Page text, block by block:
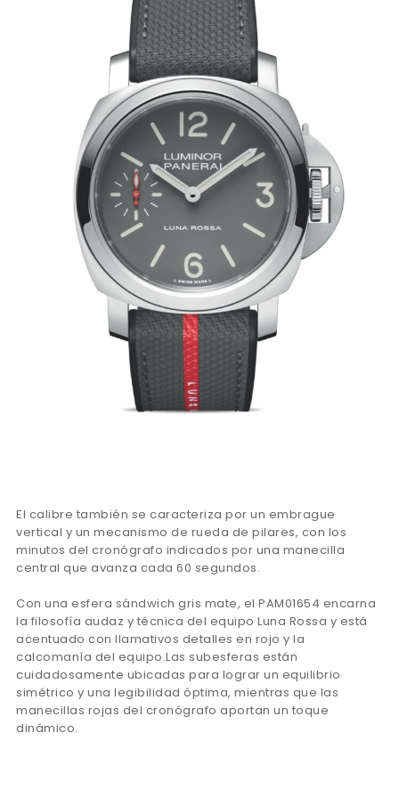
El calibre también se caracteriza por un embrague
vertical y un mecanismo de rueda de pilares, con los
minutos del cronógrafo indicados por una manecilla
central que avanza cada 60 segundos.
Con una esfera sándwich gris mate, el PAM01654 encarna
la filosofía audaz y técnica del equipo Luna Rossa y está
acentuado con llamativos detalles en rojo y la
calcomanía del equipo.Las subesferas están
cuidadosamente ubicadas para lograr un equilibrio
simétrico y una legibilidad óptima, mientras que las
manecillas rojas del cronógrafo aportan un toque
dinámico.